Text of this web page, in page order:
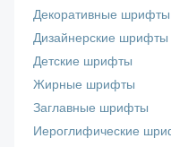
Декоративные шрифты
Дизайнерские шрифты
Детские шрифты
Жирные шрифты
Заглавные шрифты
Иероглифические